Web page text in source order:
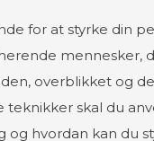
for at styrke din
mennesker,
overblikket og
teknikker skal du
hvordan kan du